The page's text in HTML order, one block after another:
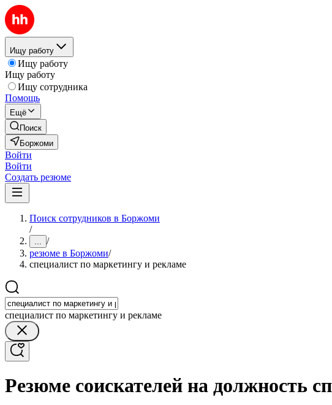
Ищу работу
Ищу работу
Ищу работу
Ищу сотрудника
Помощь
Ещё
Поиск
Боржоми
Войти
Войти
Создать резюме
Поиск сотрудников в Боржоми
/
... /
резюме в Боржоми/
специалист по маркетингу и рекламе
специалист по маркетингу и рекламе
Резюме соискателей на должность